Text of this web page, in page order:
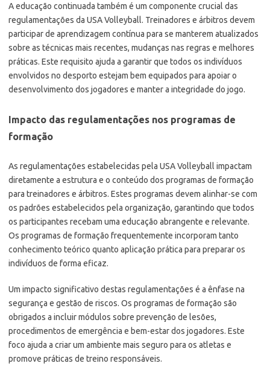
A educação continuada também é um componente crucial das
regulamentações da USA Volleyball. Treinadores e árbitros devem
participar de aprendizagem contínua para se manterem atualizados
sobre as técnicas mais recentes, mudanças nas regras e melhores
práticas. Este requisito ajuda a garantir que todos os indivíduos
envolvidos no desporto estejam bem equipados para apoiar o
desenvolvimento dos jogadores e manter a integridade do jogo.
Impacto das regulamentações nos programas de
formação
As regulamentações estabelecidas pela USA Volleyball impactam
diretamente a estrutura e o conteúdo dos programas de formação
para treinadores e árbitros. Estes programas devem alinhar-se com
os padrões estabelecidos pela organização, garantindo que todos
os participantes recebam uma educação abrangente e relevante.
Os programas de formação frequentemente incorporam tanto
conhecimento teórico quanto aplicação prática para preparar os
indivíduos de forma eficaz.
Um impacto significativo destas regulamentações é a ênfase na
segurança e gestão de riscos. Os programas de formação são
obrigados a incluir módulos sobre prevenção de lesões,
procedimentos de emergência e bem-estar dos jogadores. Este
foco ajuda a criar um ambiente mais seguro para os atletas e
promove práticas de treino responsáveis.